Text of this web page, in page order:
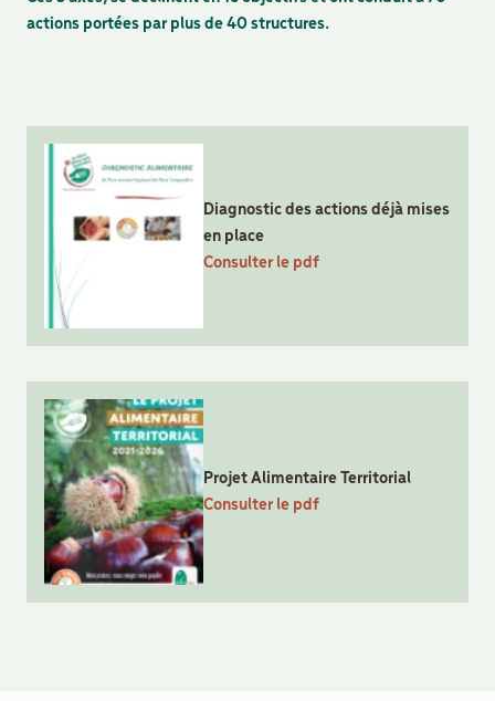
actions portées par plus de 40 structures.
Diagnostic des actions déjà mises
en place
Consulter le pdf
Projet Alimentaire Territorial
Consulter le pdf